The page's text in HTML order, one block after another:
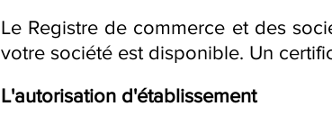
Le Registre de commerce et des
votre société est disponible. Un
L'autorisation d'établissement